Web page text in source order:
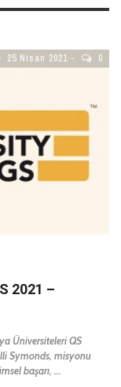
25 Nisan 2021 0
2021 –
Üniversiteleri QS
Symonds, misyonu
başarı, ...